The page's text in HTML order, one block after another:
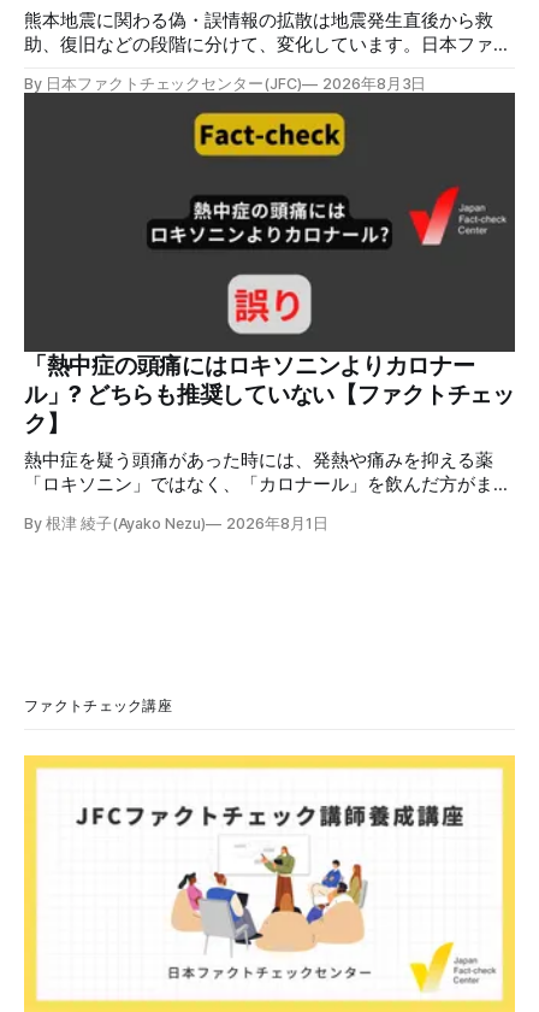
熊本地震に関わる偽・誤情報の拡散は地震発生直後から救
助、復旧などの段階に分けて、変化しています。日本ファク
（JFC「災害時に広がる偽情報5つの類型」）も参考にして
みてください。近年はこれらに加えてAI生成によるディープ
フェイクも目立ちます。 ✉️日本ファクトチェックセンター
アも含めて、ファクトチェックや偽情報関連の情報をまとめ
ました。同じ内容をニュースレターでも配信しています。登
は、ファクトチェックやメディア情報リテラシーに関する講
師養成講座を月に1度開催しています。講座はオンラインで
90分間。修了者には認定バッジと教室や職場などで利用可能
な教材を提供します。 次回の開講は8月23日（日）午後4時
~5時30分で、お申し込みはこちら。 日本ファクトチェック
センター（JFC） ファクトチェック講師養成講座 8月23
日（日）開催分日本フ
By 日本ファクトチェックセンター(JFC) 2026年8月3日
「熱中症の頭痛にはロキソニンよりカロナー
ル」? どちらも推奨していない【ファクトチェッ
ク】
熱中症を疑う頭痛があった時には、発熱や痛みを抑える薬
「ロキソニン」ではなく、「カロナール」を飲んだ方がまし
学会の医師は「熱中症ではロキソニン、カロナールのいずれ
熱中症っぽくてカロナール飲んどいた」「熱中症の時の頭痛
め、検証する。 検証過程 カロナールとロキソニン 医薬品の
（PMDA）の一般人向けくすり情報サイト「PMDAおくすり
サーチ」で検索すると、カロナールの効果は以下の通りだ。
・解熱鎮痛剤と呼ばれ
By 根津 綾子(Ayako Nezu) 2026年8月1日
ファクトチェック講座